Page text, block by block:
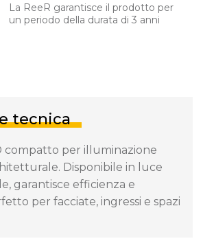
La ReeR garantisce il prodotto per
un periodo della durata di 3 anni
tecnica
compatto per illuminazione
Disponibile in luce
garantisce efficienza e
per facciate, ingressi e spazi